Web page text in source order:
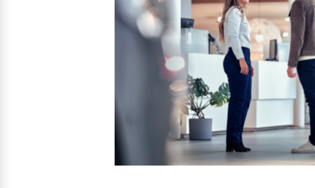
Mehr erfahren
Frühjahrscheck
Entdecken Sie unsere saisonalen
Mehr erfahren